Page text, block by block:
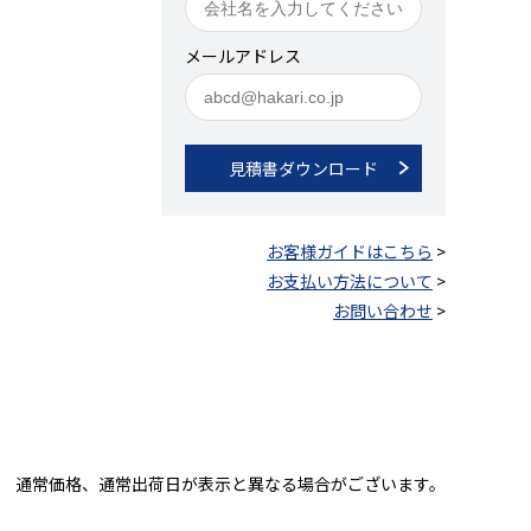
メールアドレス
見積書ダウンロード
お客様ガイドはこちら >
お支払い方法について >
お問い合わせ >
通常価格、通常出荷日が表示と異なる場合がございます。